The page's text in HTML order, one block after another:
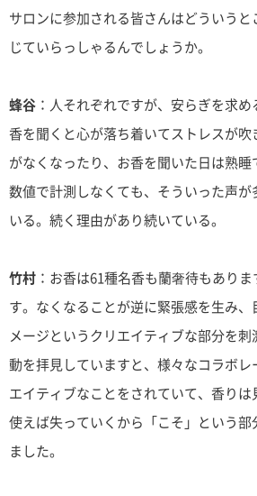
サロンに参加される皆さんはどういう
じていらっしゃるんでしょうか。
蜂谷 ：人それぞれですが、安らぎを求
香を聞くと心が落ち着いてストレスが吹
がなくなったり、お香を聞いた日は熟睡
数値で計測しなくても、そういった声が
いる。続く理由があり続いている。
竹村 ：お香は61種名香も蘭奢待もあり
す。なくなることが逆に緊張感を生み
メージというクリエイティブな部分を
動を拝見していますと、様々なコラボレ
エイティブなことをされていて、香りは
使えば失っていくから「こそ」という部
ました。